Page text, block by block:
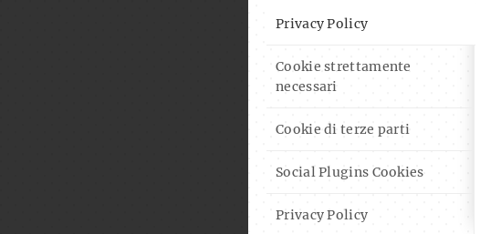
Privacy Policy
Cookie strettamente
necessari
Cookie di terze parti
Social Plugins Cookies
Privacy Policy